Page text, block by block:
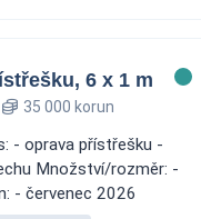
6 x 1 m
35 000 korun
- oprava přístřešku -
Množství/rozměr: -
- červenec 2026